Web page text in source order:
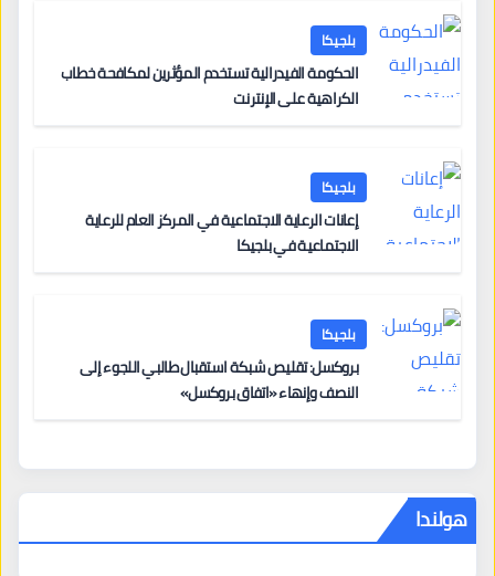
بلجيكا
الحكومة الفيدرالية تستخدم المؤثرين لمكافحة خطاب
الكراهية على الإنترنت
بلجيكا
إعانات الرعاية الاجتماعية في المركز العام للرعاية
الاجتماعية في بلجيكا
بلجيكا
بروكسل: تقليص شبكة استقبال طالبي اللجوء إلى
النصف وإنهاء «اتفاق بروكسل»
هولندا